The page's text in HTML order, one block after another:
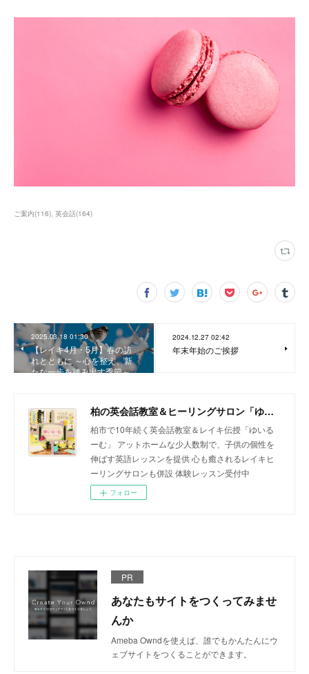
ご案内(116) 英会話(164)
2025.03.18 01:30
【レイキ4月・5月】春の訪
れとともに ～心を整え、新
たな一歩を踏み出す季節～
2024.12.27 02:42
年末年始のご挨拶
柏の英会話教室＆ヒーリングサロン「ゆいるーむ」
柏市で10年続く英会話教室＆レイキ伝授「ゆいる
ーむ」 アットホームな少人数制で、子供の個性を
伸ばす英語レッスンを提供 心も癒されるレイキヒ
ーリングサロンも併設 体験レッスン受付中
フォロー
PR
あなたもサイトをつくってみませ
んか
Ameba Owndを使えば、誰でもかんたんにウ
ェブサイトをつくることができます。